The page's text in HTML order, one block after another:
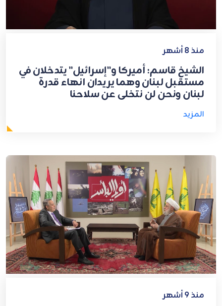
منذ 8 أشهر
الشيخ قاسم: أميركا و"إسرائيل" يتدخلان في
مستقبل لبنان وهما يريدان انهاء قدرة
لبنان ونحن لن نتخلى عن سلاحنا
المزيد
منذ 9 أشهر